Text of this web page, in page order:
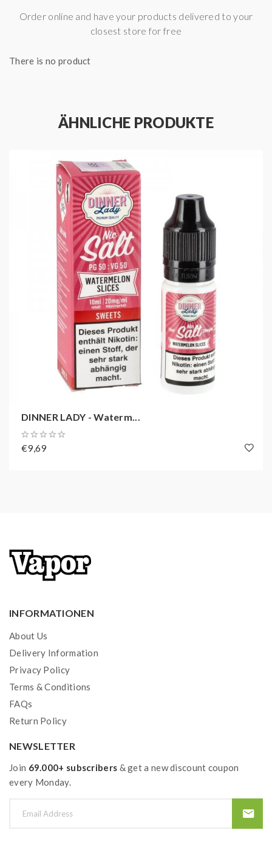
Order online and have your products delivered to your
closest store for free
There is no product
ÄHNLICHE PRODUKTE
DINNER LADY - Waterm...
€9,69
INFORMATIONEN
About Us
Delivery Information
Privacy Policy
Terms & Conditions
FAQs
Return Policy
NEWSLETTER
Join 69.000+ subscribers & get a new discount coupon
every Monday.